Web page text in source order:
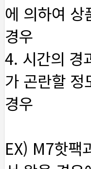
에 의하여 상
경우
4. 시간의 경
가 곤란할 정
경우
EX) M7핫팩